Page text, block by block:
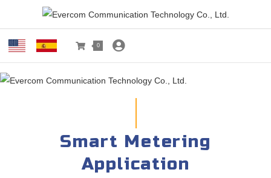
0
Smart Metering
Application